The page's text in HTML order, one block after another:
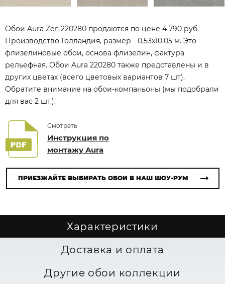
Обои Aura Zen 220280 продаются по цене 4 790 руб.
Производство Голландия, размер - 0,53x10,05 м. Это
флизелиновые обои, основа флизелин, фактура
рельефная. Обои Aura 220280 также представлены и в
других цветах (всего цветовых вариантов 7 шт).
Обратите внимание на обои-компаньоны (мы подобрали
для вас 2 шт.).
Смотреть
Инструкция по
монтажу Aura
ПРИЕЗЖАЙТЕ ВЫБИРАТЬ ОБОИ В НАШ ШОУ-РУМ
Характеристики
Доставка и оплата
Другие обои коллекции